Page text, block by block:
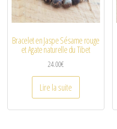
Bracelet en Jaspe Sésame rouge
et Agate naturelle du Tibet
24.00€
Lire la suite